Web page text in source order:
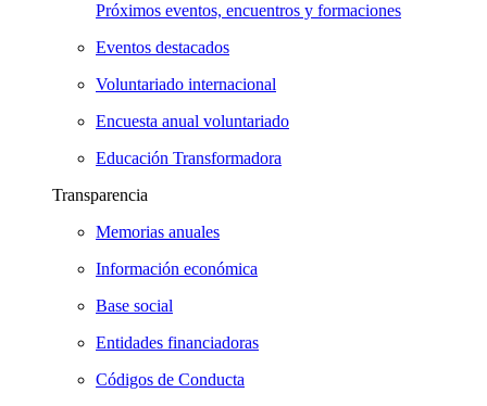
Próximos eventos, encuentros y formaciones
Eventos destacados
Voluntariado internacional
Encuesta anual voluntariado
Educación Transformadora
Transparencia
Memorias anuales
Información económica
Base social
Entidades financiadoras
Códigos de Conducta